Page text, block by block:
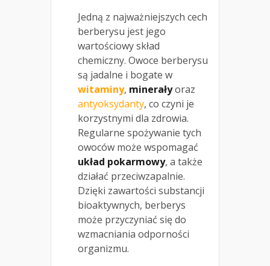
Jedną z najważniejszych cech
berberysu jest jego
wartościowy skład
chemiczny. Owoce berberysu
są jadalne i bogate w
witaminy, minerałyoraz
antyoksydanty, co czyni je
korzystnymi dla zdrowia.
Regularne spożywanie tych
owoców może wspomagać
układ pokarmowy, a także
działać przeciwzapalnie.
Dzięki zawartości substancji
bioaktywnych, berberys
może przyczyniać się do
wzmacniania odporności
organizmu.